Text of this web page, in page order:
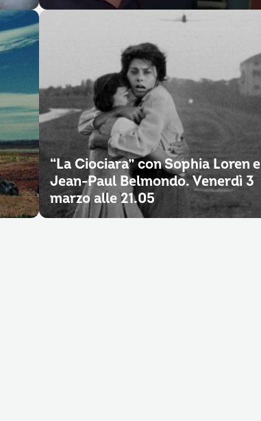
“La Ciociara” con Sophia Loren e
Jean-Paul Belmondo. Venerdì 3
marzo alle 21.05